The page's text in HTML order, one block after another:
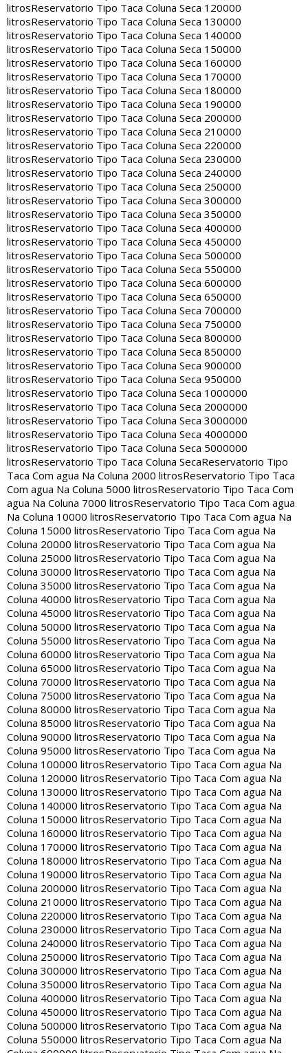
litrosReservatorio Tipo Taca Coluna Seca 120000
litrosReservatorio Tipo Taca Coluna Seca 130000
litrosReservatorio Tipo Taca Coluna Seca 140000
litrosReservatorio Tipo Taca Coluna Seca 150000
litrosReservatorio Tipo Taca Coluna Seca 160000
litrosReservatorio Tipo Taca Coluna Seca 170000
litrosReservatorio Tipo Taca Coluna Seca 180000
litrosReservatorio Tipo Taca Coluna Seca 190000
litrosReservatorio Tipo Taca Coluna Seca 200000
litrosReservatorio Tipo Taca Coluna Seca 210000
litrosReservatorio Tipo Taca Coluna Seca 220000
litrosReservatorio Tipo Taca Coluna Seca 230000
litrosReservatorio Tipo Taca Coluna Seca 240000
litrosReservatorio Tipo Taca Coluna Seca 250000
litrosReservatorio Tipo Taca Coluna Seca 300000
litrosReservatorio Tipo Taca Coluna Seca 350000
litrosReservatorio Tipo Taca Coluna Seca 400000
litrosReservatorio Tipo Taca Coluna Seca 450000
litrosReservatorio Tipo Taca Coluna Seca 500000
litrosReservatorio Tipo Taca Coluna Seca 550000
litrosReservatorio Tipo Taca Coluna Seca 600000
litrosReservatorio Tipo Taca Coluna Seca 650000
litrosReservatorio Tipo Taca Coluna Seca 700000
litrosReservatorio Tipo Taca Coluna Seca 750000
litrosReservatorio Tipo Taca Coluna Seca 800000
litrosReservatorio Tipo Taca Coluna Seca 850000
litrosReservatorio Tipo Taca Coluna Seca 900000
litrosReservatorio Tipo Taca Coluna Seca 950000
litrosReservatorio Tipo Taca Coluna Seca 1000000
litrosReservatorio Tipo Taca Coluna Seca 2000000
litrosReservatorio Tipo Taca Coluna Seca 3000000
litrosReservatorio Tipo Taca Coluna Seca 4000000
litrosReservatorio Tipo Taca Coluna Seca 5000000
litrosReservatorio Tipo Taca Coluna SecaReservatorio Tipo
Taca Com agua Na Coluna 2000 litrosReservatorio Tipo Taca
Com agua Na Coluna 5000 litrosReservatorio Tipo Taca Com
agua Na Coluna 7000 litrosReservatorio Tipo Taca Com agua
Na Coluna 10000 litrosReservatorio Tipo Taca Com agua Na
Coluna 15000 litrosReservatorio Tipo Taca Com agua Na
Coluna 20000 litrosReservatorio Tipo Taca Com agua Na
Coluna 25000 litrosReservatorio Tipo Taca Com agua Na
Coluna 30000 litrosReservatorio Tipo Taca Com agua Na
Coluna 35000 litrosReservatorio Tipo Taca Com agua Na
Coluna 40000 litrosReservatorio Tipo Taca Com agua Na
Coluna 45000 litrosReservatorio Tipo Taca Com agua Na
Coluna 50000 litrosReservatorio Tipo Taca Com agua Na
Coluna 55000 litrosReservatorio Tipo Taca Com agua Na
Coluna 60000 litrosReservatorio Tipo Taca Com agua Na
Coluna 65000 litrosReservatorio Tipo Taca Com agua Na
Coluna 70000 litrosReservatorio Tipo Taca Com agua Na
Coluna 75000 litrosReservatorio Tipo Taca Com agua Na
Coluna 80000 litrosReservatorio Tipo Taca Com agua Na
Coluna 85000 litrosReservatorio Tipo Taca Com agua Na
Coluna 90000 litrosReservatorio Tipo Taca Com agua Na
Coluna 95000 litrosReservatorio Tipo Taca Com agua Na
Coluna 100000 litrosReservatorio Tipo Taca Com agua Na
Coluna 120000 litrosReservatorio Tipo Taca Com agua Na
Coluna 130000 litrosReservatorio Tipo Taca Com agua Na
Coluna 140000 litrosReservatorio Tipo Taca Com agua Na
Coluna 150000 litrosReservatorio Tipo Taca Com agua Na
Coluna 160000 litrosReservatorio Tipo Taca Com agua Na
Coluna 170000 litrosReservatorio Tipo Taca Com agua Na
Coluna 180000 litrosReservatorio Tipo Taca Com agua Na
Coluna 190000 litrosReservatorio Tipo Taca Com agua Na
Coluna 200000 litrosReservatorio Tipo Taca Com agua Na
Coluna 210000 litrosReservatorio Tipo Taca Com agua Na
Coluna 220000 litrosReservatorio Tipo Taca Com agua Na
Coluna 230000 litrosReservatorio Tipo Taca Com agua Na
Coluna 240000 litrosReservatorio Tipo Taca Com agua Na
Coluna 250000 litrosReservatorio Tipo Taca Com agua Na
Coluna 300000 litrosReservatorio Tipo Taca Com agua Na
Coluna 350000 litrosReservatorio Tipo Taca Com agua Na
Coluna 400000 litrosReservatorio Tipo Taca Com agua Na
Coluna 450000 litrosReservatorio Tipo Taca Com agua Na
Coluna 500000 litrosReservatorio Tipo Taca Com agua Na
Coluna 550000 litrosReservatorio Tipo Taca Com agua Na